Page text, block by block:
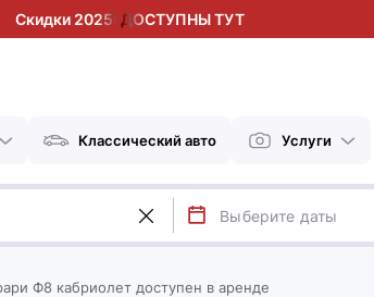
Скидки 2025! ДОСТУПНЫ ТУТ
Классический авто Услуги
Ф8 кабриолет доступен в аренде